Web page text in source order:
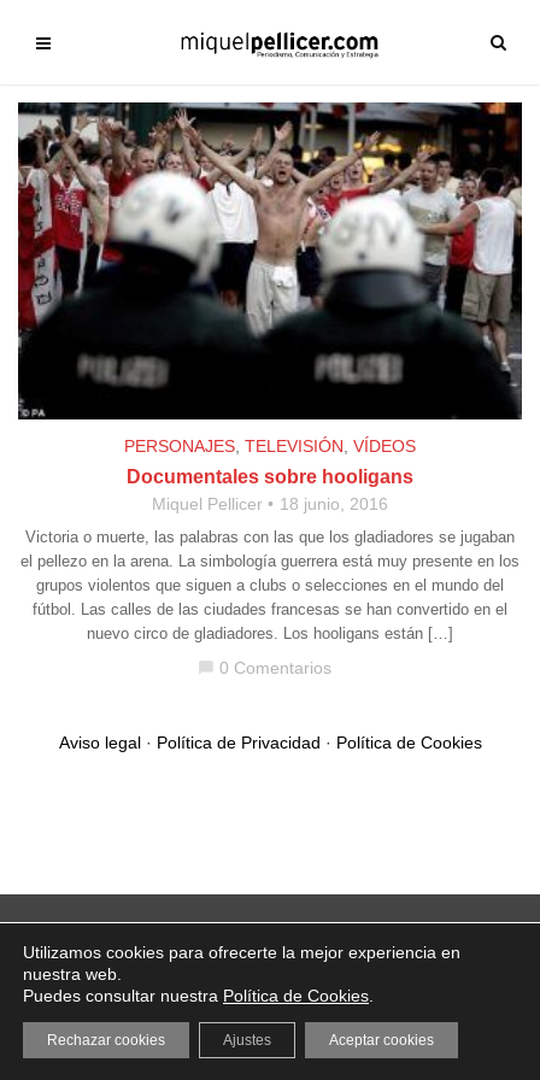
PERSONAJES, TELEVISIÓN, VÍDEOS
Documentales sobre hooligans
Miquel Pellicer 18 junio, 2016
Victoria o muerte, las palabras con las que los gladiadores se jugaban
el pellezo en la arena. La simbología guerrera está muy presente en los
grupos violentos que siguen a clubs o selecciones en el mundo del
fútbol. Las calles de las ciudades francesas se han convertido en el
nuevo circo de gladiadores. Los hooligans están […]
chat_bubble 0 Comentarios
Aviso legal· Política de Privacidad · Política de Cookies
Utilizamos cookies para ofrecerte la mejor experiencia en
nuestra web.
Puedes consultar nuestra Política de Cookies
Aceptar cookies
Rechazar cookies Ajustes